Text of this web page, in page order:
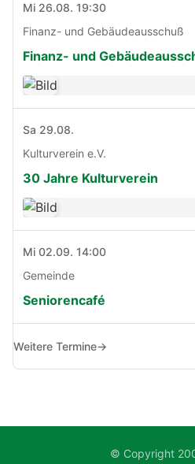
Mi 26.08. 19:30
Finanz- und Gebäudeausschuß
Finanz- und
Sa 29.08.
Kulturverein e.V.
30 Jahre Kulturverein
Mi 02.09. 14:00
Gemeinde
Seniorencafé
Weitere Termine→
© Copyright